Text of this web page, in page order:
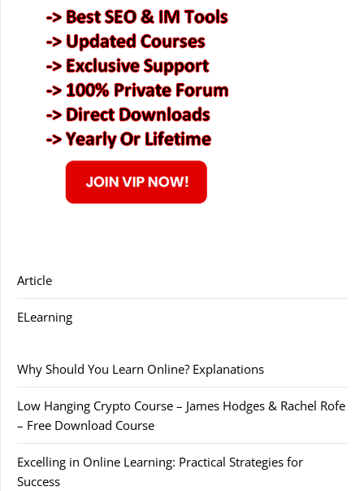
Article
ELearning
Why Should You Learn Online? Explanations
Low Hanging Crypto Course – James Hodges & Rachel Rofe
– Free Download Course
Excelling in Online Learning: Practical Strategies for
Success